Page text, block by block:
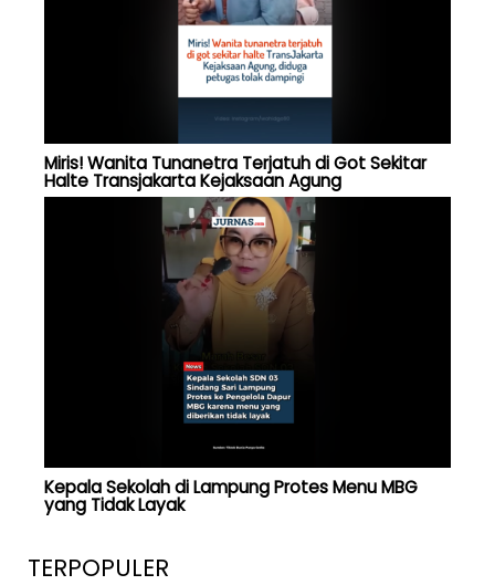
Miris! Wanita Tunanetra Terjatuh di Got Sekitar
Halte Transjakarta Kejaksaan Agung
Kepala Sekolah di Lampung Protes Menu MBG
yang Tidak Layak
TERPOPULER